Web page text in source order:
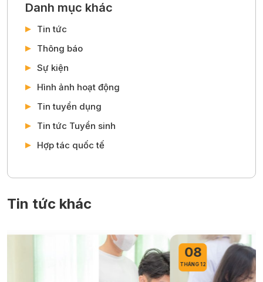
Danh mục khác
Tin tức
Thông báo
Sự kiện
Hình ảnh hoạt động
Tin tuyển dụng
Tin tức Tuyển sinh
Hợp tác quốc tế
Tin tức khác